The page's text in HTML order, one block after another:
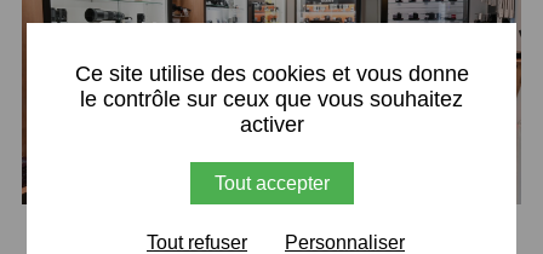
Retour
Ce site utilise des cookies et vous donne
le contrôle sur ceux que vous souhaitez
activer
Tout accepter
Tout refuser Personnaliser